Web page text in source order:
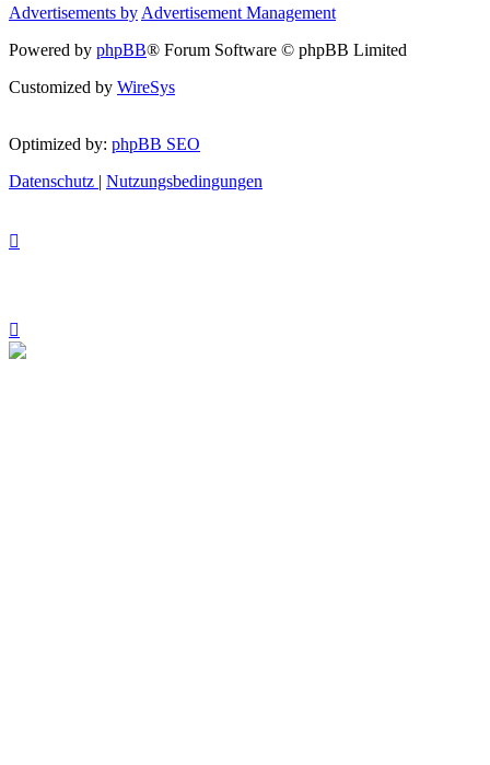
Advertisements by Advertisement Management
Powered by phpBB® Forum Software © phpBB Limited
Customized by WireSys
Optimized by: phpBB SEO
Datenschutz | Nutzungsbedingungen